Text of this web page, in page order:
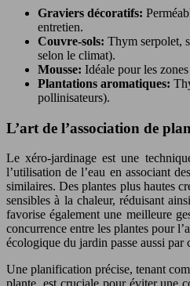
Graviers décoratifs:
entretien.
Couvre-sols: Thym serpolet,
selon le climat).
Mousse: Idéale pour les
Plantations aromatiques:
pollinisateurs).
L’art de l’association de
Le xéro-jardinage est une
l’utilisation de l’eau en associant
similaires. Des plantes plus hautes
sensibles à la chaleur, réduisant
favorise également une meilleure
concurrence entre les plantes pour
écologique du jardin passe aussi
Une planification précise, tenant